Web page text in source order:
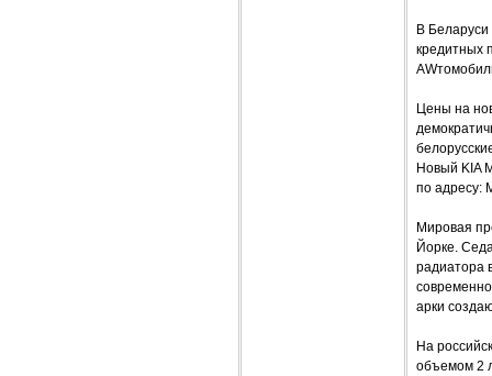
В
кредитных
Цены на
Новый KIA
по адресу:
Мировая
Йорке.
радиатора
арки
На
объемом 2